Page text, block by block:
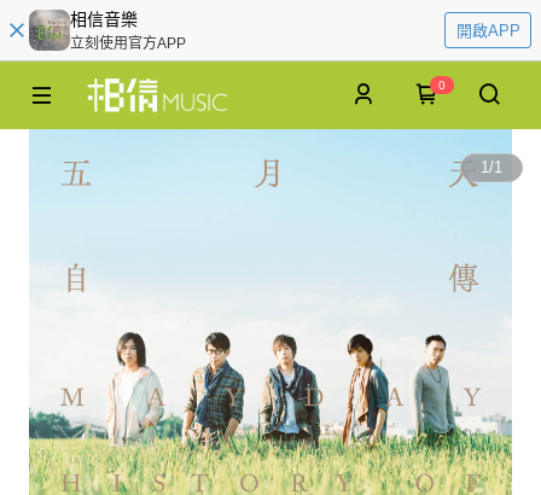
相信音樂
立刻使用官方APP
開啟APP
0
1/1